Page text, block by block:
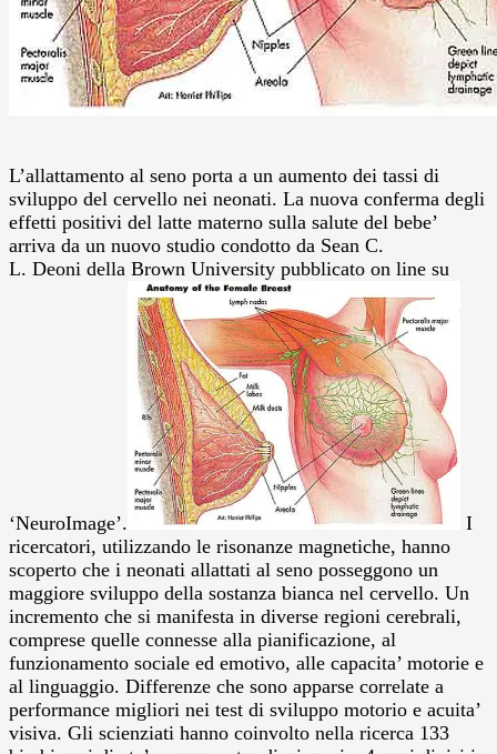
L’allattamento al seno porta a un aumento dei tassi di
sviluppo del cervello nei neonati. La nuova conferma degli
effetti positivi del latte materno sulla salute del bebe’
arriva da un nuovo studio condotto da Sean C.
L. Deoni della Brown University pubblicato on line su
‘NeuroImage’.
I
ricercatori, utilizzando le risonanze magnetiche, hanno
scoperto che i neonati allattati al seno posseggono un
maggiore sviluppo della sostanza bianca nel cervello. Un
incremento che si manifesta in diverse regioni cerebrali,
comprese quelle connesse alla pianificazione, al
funzionamento sociale ed emotivo, alle capacita’ motorie e
al linguaggio. Differenze che sono apparse correlate a
performance migliori nei test di sviluppo motorio e acuita’
visiva. Gli scienziati hanno coinvolto nella ricerca 133